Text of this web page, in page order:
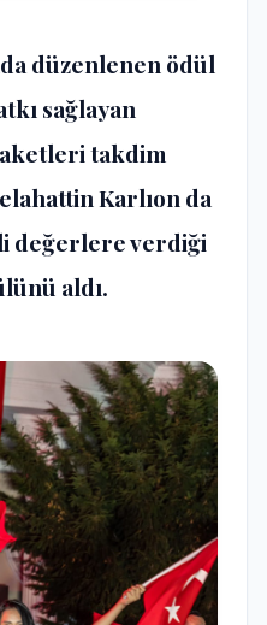
düzenlenen ödül
sağlayan
takdim
Karlıon da
değerlere verdiği
aldı.